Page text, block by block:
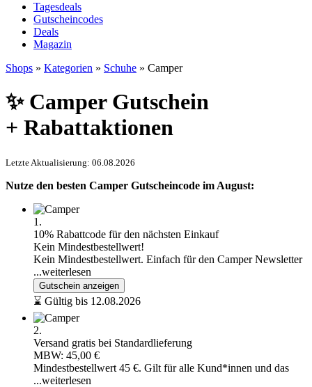
Tagesdeals
Gutscheincodes
Deals
Magazin
Shops » Kategorien » Schuhe » Camper
✨ Camper Gutschein
+ Rabattaktionen
Letzte Aktualisierung: 06.08.2026
Nutze den besten Camper Gutscheincode im August:
1.
10% Rabattcode für den nächsten Einkauf
Kein Mindestbestellwert!
Kein Mindestbestellwert. Einfach für den Camper Newsletter
...weiterlesen
Gutschein anzeigen
⌛ Gültig bis 12.08.2026
2.
Versand gratis bei Standardlieferung
MBW: 45,00 €
Mindestbestellwert 45 €. Gilt für alle Kund*innen und das
...weiterlesen